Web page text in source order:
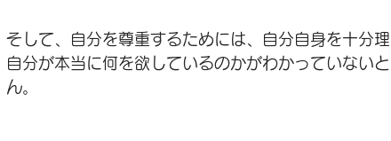
そして、自分を尊重するためには、自分自身を十分
自分が本当に何を欲しているのかがわかっていない
ん。